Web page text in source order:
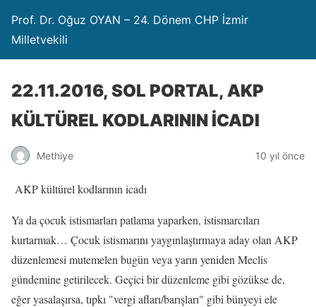
Prof. Dr. Oğuz OYAN – 24. Dönem CHP İzmir
Milletvekili
22.11.2016, SOL PORTAL, AKP
KÜLTÜREL KODLARININ İCADI
Methiye 10 yıl önce
AKP kültürel kodlarının icadı
Ya da çocuk istismarları patlama yaparken, istismarcıları
kurtarmak… Çocuk istismarını yaygınlaştırmaya aday olan AKP
düzenlemesi mutemelen bugün veya yarın yeniden Meclis
gündemine getirilecek. Geçici bir düzenleme gibi gözükse de,
eğer yasalaşırsa, tıpkı "vergi afları/barışları" gibi bünyeyi ele